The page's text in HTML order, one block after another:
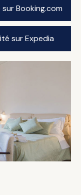
Booking.com
sur Expedia